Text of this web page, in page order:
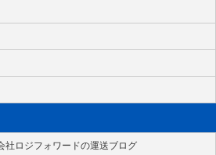
社ロジフォワードの運送ブログ